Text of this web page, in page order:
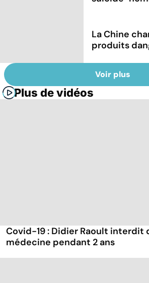
La Chine
produits
Voir plus
Plus de vidéos
Covid-19 : Didier Raoult interdit
médecine pendant 2 ans